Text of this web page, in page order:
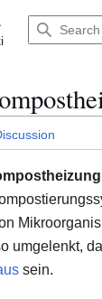
the table of
umgelenkt,
sein.